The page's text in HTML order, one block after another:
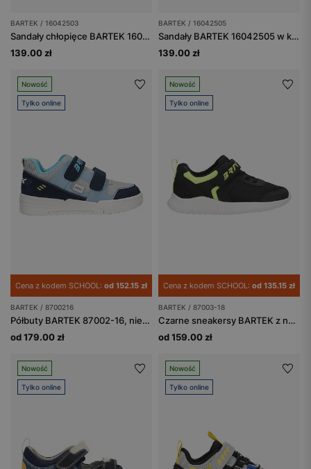
BARTEK / 16042503
Sandały chłopięce BARTEK 16042503 granatowe, zapinane na rzepy
139.00 zł
BARTEK / 16042505
Sandały BARTEK 16042505 w kolorze szaro-niebieskim z żółtymi akcentami
139.00 zł
Nowość
Tylko online
Cena z kodem SCHOOL: od 152.15 zł
BARTEK / 8700216
Półbuty BARTEK 87002-16, niebiesko-granatowy
od 179.00 zł
Nowość
Tylko online
Cena z kodem SCHOOL: od 135.15 zł
BARTEK / 87003-18
Czarne sneakersy BARTEK z neonowymi zielonymi wstawkami 87003-18
od 159.00 zł
Nowość
Tylko online
Nowość
Tylko online